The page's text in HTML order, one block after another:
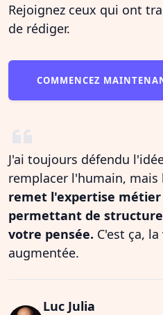
Rejoignez ceux qui ont
de rédiger.
COMMENCEZ
J'ai toujours défendu
remplacer l'humain, mais
remet l'expertise
permettant de
votre pensée. C'est ça,
augmentée.
Luc Julia